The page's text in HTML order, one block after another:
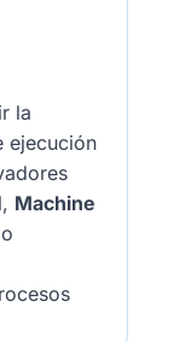
la
ejecución
Machine